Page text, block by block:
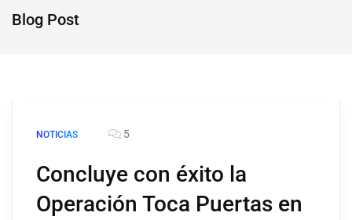
Blog Post
NOTICIAS 5
Concluye con éxito la
Operación Toca Puertas en